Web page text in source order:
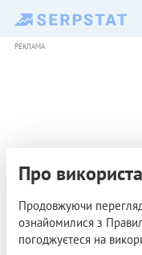
РЕКЛАМА
Про
Продовжуючи
ознайомилися з
погоджуєтеся на